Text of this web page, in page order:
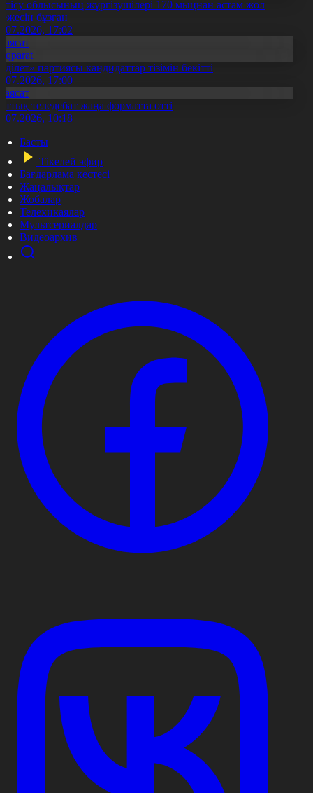
облысының жүргізушілері 170 мыңнан астам жол
бұзған
17:02
партиясы кандидаттар тізімін бекітті
17:00
теледебат жаңа форматта өтті
10:18
Басты
Тікелей эфир
Бағдарлама кестесі
Жаңалықтар
Жобалар
Телехикаялар
Мультсериалдар
Видеоархив